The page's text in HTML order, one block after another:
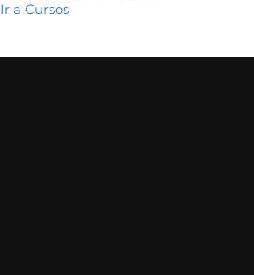
Ir a Cursos